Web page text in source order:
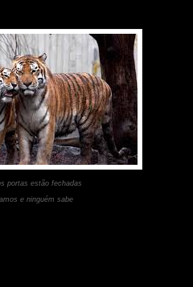
portas estão fechadas
e ninguém sabe